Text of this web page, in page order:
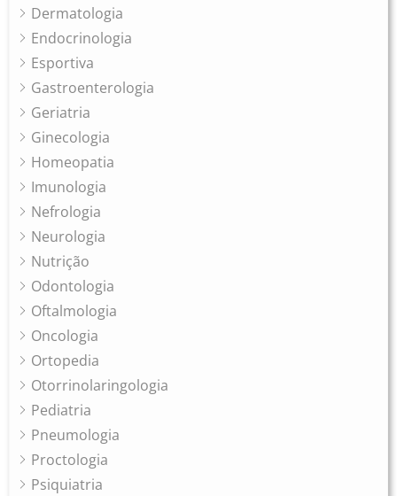
Dermatologia
Endocrinologia
Esportiva
Gastroenterologia
Geriatria
Ginecologia
Homeopatia
Imunologia
Nefrologia
Neurologia
Nutrição
Odontologia
Oftalmologia
Oncologia
Ortopedia
Otorrinolaringologia
Pediatria
Pneumologia
Proctologia
Psiquiatria